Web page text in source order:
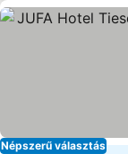
Népszerű választás